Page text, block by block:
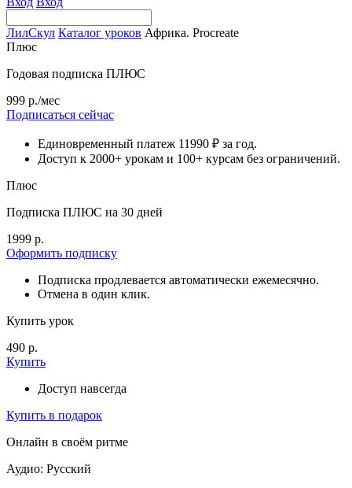
ЛилСкул Каталог уроков Африка. Procreate
Плюс
Годовая подписка ПЛЮС
999 р./мес
Подписаться сейчас
Единовременный платеж 11990 ₽ за год.
Доступ к 2000+ урокам и 100+ курсам без ограничений.
Плюс
Подписка ПЛЮС на 30 дней
1999 р.
Оформить подписку
Подписка продлевается автоматически ежемесячно.
Отмена в один клик.
Купить урок
490 р.
Купить
Доступ навсегда
Купить в подарок
Онлайн в своём ритме
Аудио: Русский